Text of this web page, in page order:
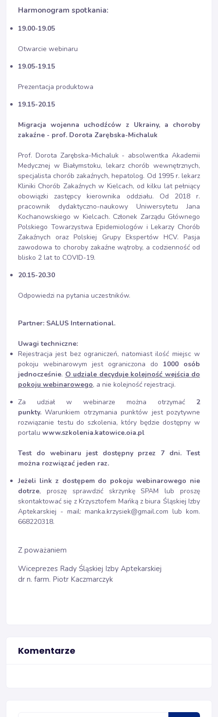
Harmonogram spotkania:
19.00-19.05
Otwarcie webinaru
19.05-19.15
Prezentacja produktowa
19.15-20.15
Migracja wojenna uchodźców z Ukrainy, a choroby
zakaźne - prof. Dorota Zarębska-Michaluk
Prof. Dorota Zarębska-Michaluk - absolwentka Akademii
Medycznej w Białymstoku, lekarz chorób wewnętrznych,
specjalista chorób zakaźnych, hepatolog. Od 1995 r. lekarz
Kliniki Chorób Zakaźnych w Kielcach, od kilku lat pełniący
obowiązki zastępcy kierownika oddziału. Od 2018 r.
pracownik dydaktyczno-naukowy Uniwersytetu Jana
Kochanowskiego w Kielcach. Członek Zarządu Głównego
Polskiego Towarzystwa Epidemiologów i Lekarzy Chorób
Zakaźnych oraz Polskiej Grupy Ekspertów HCV. Pasja
zawodowa to choroby zakaźne wątroby, a codzienność od
blisko 2 lat to COVID-19.
20.15-20.30
Odpowiedzi na pytania uczestników.
Partner: SALUS International.
Uwagi techniczne:
Rejestracja jest bez ograniczeń, natomiast ilość miejsc w
pokoju webinarowym jest ograniczona do 1000 osób
jednocześnie. O udziale decyduje kolejność wejścia do
pokoju webinarowego, a nie kolejność rejestracji.
Za udział w webinarze można otrzymać 2
punkty. Warunkiem otrzymania punktów jest pozytywne
rozwiązanie testu do szkolenia, który będzie dostępny w
portalu www.szkolenia.katowice.oia.pl
Test do webinaru jest dostępny przez 7 dni. Test
można rozwiązać jeden raz.
Jeżeli link z dostępem do pokoju webinarowego nie
dotrze, proszę sprawdzić skrzynkę SPAM lub proszę
skontaktować się z Krzysztofem Mańką z biura Śląskiej Izby
Aptekarskiej - mail: manka.krzysiek@gmail.com lub kom.
668220318.
Z poważaniem
Wiceprezes Rady Śląskiej Izby Aptekarskiej
dr n. farm. Piotr Kaczmarczyk
Komentarze